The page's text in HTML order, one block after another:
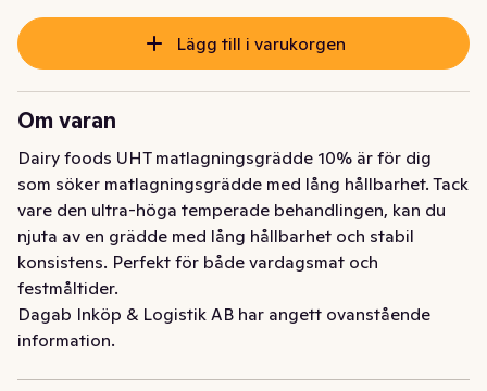
Lägg till i varukorgen
Om varan
Dairy foods UHT matlagningsgrädde 10% är för dig
som söker matlagningsgrädde med lång hållbarhet. Tack
vare den ultra-höga temperade behandlingen, kan du
njuta av en grädde med lång hållbarhet och stabil
konsistens. Perfekt för både vardagsmat och
festmåltider.
Dagab Inköp & Logistik AB har angett ovanstående
information.